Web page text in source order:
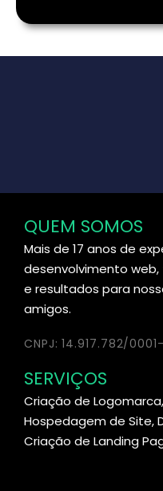
QUEM SOMOS
Mais de 17 anos de
desenvolvimento
e resultados para
amigos.
CNPJ: 14.917.782/
SERVIÇOS
Criação de
Hospedagem de Site,
Criação de Landing